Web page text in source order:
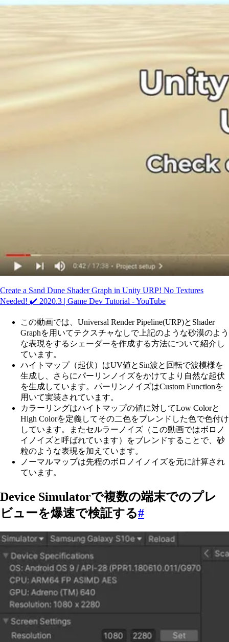
Create a Sand Dune Shader Graph in Unity URP! No Textures
Needed! ✔️ 2020.3 | Game Dev Tutorial - YouTube
この動画では、Universal Render Pipeline(URP)とShader
Graphを用いてテクスチャなしで上記のような砂漠のよう
な表現をするシェーダーを作成する方法について紹介し
ています。
ハイトマップ（起伏）はUV値とSin波と回転で波模様を
生成し、さらにパーリンノイズをかけてより自然な起伏
を生成しています。パーリンノイズはCustom Functionを
用いて実装されています。
カラーリングはハイトマップの値に対してLow Colorと
High Colorを定義してその二色をブレンドした色で色付け
しています。またセルラーノイズ（この動画ではボロノ
イノイズと呼ばれています）をブレンドすることで、砂
粒のような表現を加えています。
ノーマルマップは先程のボロノイノイズを元に計算され
ています。
Device Simulatorで複数の端末でのプレ
ビューを爆速で検証する#